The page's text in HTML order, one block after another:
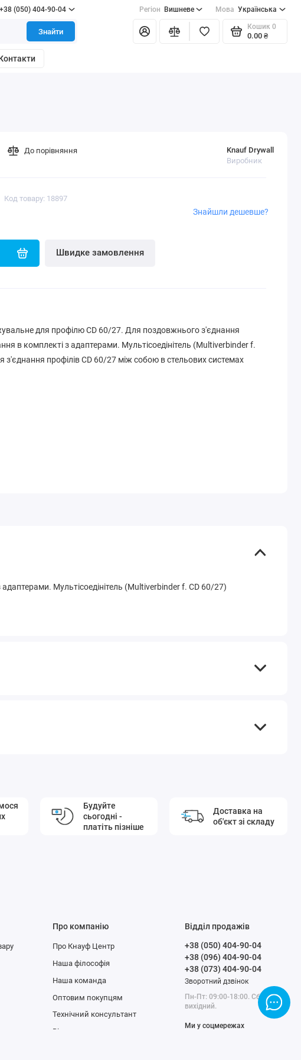
+38 (050) 404-90-04 Регіон Вишневе Мова Українська
Знайти
Кошик 0
0.00 ₴
Код товару: 18897
Knauf Drywall
Виробник
Швидке замовлення
Знайшли дешевше?
До порівняння
для профілю CD 60/27. Для поздовжнього з'єднання
в комплекті з адаптерами. Мультісоедінітель (Multiverbinder f.
з'єднання профілів CD 60/27 між собою в стельових системах
Мультісоедінітель (Multiverbinder f. CD 60/27)
Будуйте
сьогодні -
платіть пізніше
Доставка на
об'єкт зі складу
Про компанію
Про Кнауф Центр
Наша філософія
Наша команда
Оптовим покупцям
Технічний консультант
Відгуки про магазин
Відділ продажів
+38 (050) 404-90-04
+38 (096) 404-90-04
+38 (073) 404-90-04
Зворотний дзвінок
Пн-Пт: 09:00-18:00. Сб-Вс:
вихідний.
Ми у соцмережах